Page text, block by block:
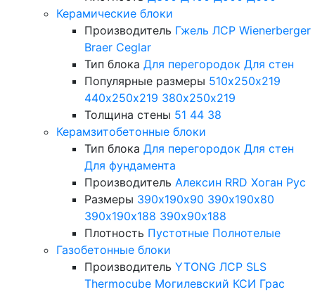
Керамические блоки
Производитель Гжель ЛСР Wienerberger
Braer Ceglar
Тип блока Для перегородок Для стен
Популярные размеры 510х250х219
440х250х219 380х250х219
Толщина стены 51 44 38
Керамзитобетонные блоки
Тип блока Для перегородок Для стен
Для фундамента
Производитель Алексин RRD Хоган Рус
Размеры 390х190х90 390х190х80
390х190х188 390х90х188
Плотность Пустотные Полнотелые
Газобетонные блоки
Производитель YTONG ЛСР SLS
Thermocube Могилевский КСИ Грас